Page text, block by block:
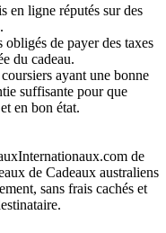
en ligne réputés sur des
obligés de payer des taxes
du cadeau.
ayant une bonne
suffisante pour que
en bon état.
de
de Cadeaux australiens
sans frais cachés et